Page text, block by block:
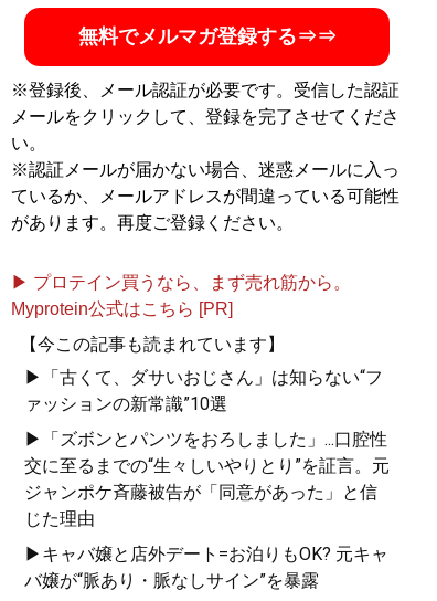
無料でメルマガ登録する⇒⇒
※登録後、メール認証が必要です。受信した認証
メールをクリックして、登録を完了させてくださ
い。
※認証メールが届かない場合、迷惑メールに入っ
ているか、メールアドレスが間違っている可能性
があります。再度ご登録ください。
▶ プロテイン買うなら、まず売れ筋から。
Myprotein公式はこちら [PR]
【今この記事も読まれています】
▶「古くて、ダサいおじさん」は知らない“フ
ァッションの新常識”10選
▶「ズボンとパンツをおろしました」...口腔性
交に至るまでの“生々しいやりとり”を証言。元
ジャンポケ斉藤被告が「同意があった」と信
じた理由
▶キャバ嬢と店外デート=お泊りもOK? 元キャ
バ嬢が“脈あり・脈なしサイン”を暴露